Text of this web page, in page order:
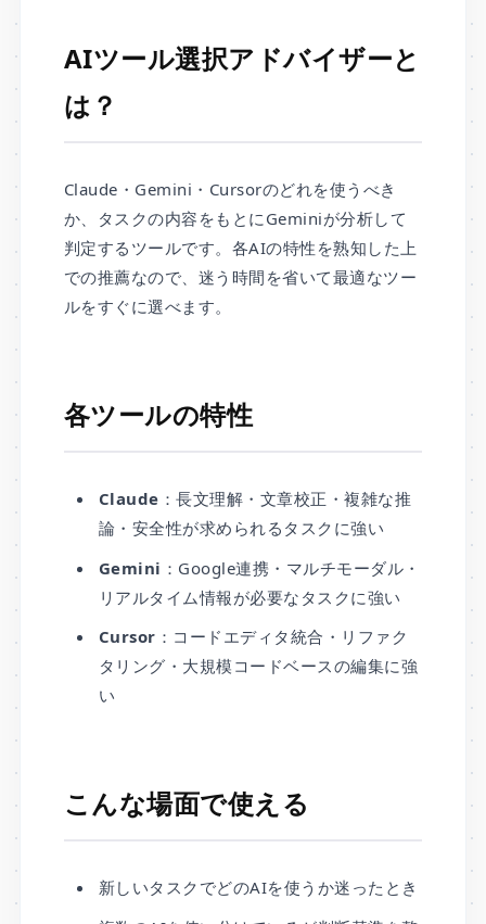
AIツール選択アドバイザーと
は？
Claude・Gemini・Cursorのどれを使うべき
か、タスクの内容をもとにGeminiが分析して
判定するツールです。各AIの特性を熟知した上
での推薦なので、迷う時間を省いて最適なツー
ルをすぐに選べます。
各ツールの特性
Claude ：長文理解・文章校正・複雑な推
論・安全性が求められるタスクに強い
Gemini ：Google連携・マルチモーダル・
リアルタイム情報が必要なタスクに強い
Cursor ：コードエディタ統合・リファク
タリング・大規模コードベースの編集に強
い
こんな場面で使える
新しいタスクでどのAIを使うか迷ったとき